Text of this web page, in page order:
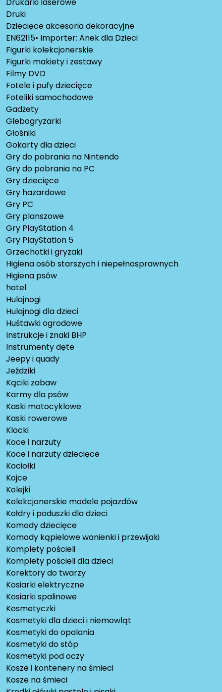
Drukarki laserowe
Druki
Dziecięce akcesoria dekoracyjne
EN62115• Importer: Anek dla Dzieci
Figurki kolekcjonerskie
Figurki makiety i zestawy
Filmy DVD
Fotele i pufy dziecięce
Foteliki samochodowe
Gadżety
Glebogryzarki
Głośniki
Gokarty dla dzieci
Gry do pobrania na Nintendo
Gry do pobrania na PC
Gry dziecięce
Gry hazardowe
Gry PC
Gry planszowe
Gry PlayStation 4
Gry PlayStation 5
Grzechotki i gryzaki
Higiena osób starszych i niepełnosprawnych
Higiena psów
hotel
Hulajnogi
Hulajnogi dla dzieci
Huśtawki ogrodowe
Instrukcje i znaki BHP
Instrumenty dęte
Jeepy i quady
Jeździki
Kąciki zabaw
Karmy dla psów
Kaski motocyklowe
Kaski rowerowe
Klocki
Koce i narzuty
Koce i narzuty dziecięce
Kociołki
Kojce
Kolejki
Kolekcjonerskie modele pojazdów
Kołdry i poduszki dla dzieci
Komody dziecięce
Komody kąpielowe wanienki i przewijaki
Komplety pościeli
Komplety pościeli dla dzieci
Korektory do twarzy
Kosiarki elektryczne
Kosiarki spalinowe
Kosmetyczki
Kosmetyki dla dzieci i niemowląt
Kosmetyki do opalania
Kosmetyki do stóp
Kosmetyki pod oczy
Kosze i kontenery na śmieci
Kosze na śmieci